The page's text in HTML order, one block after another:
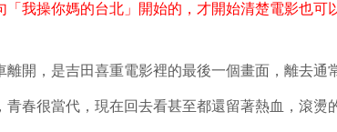
我操你媽的台北」開始的，才開始清楚電影也可
離開，是吉田喜重電影裡的最後一個畫面，離去通
青春很當代，現在回去看甚至都還留著熱血，滾燙